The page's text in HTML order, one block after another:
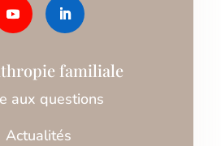
familiale
aux questions
Actualités